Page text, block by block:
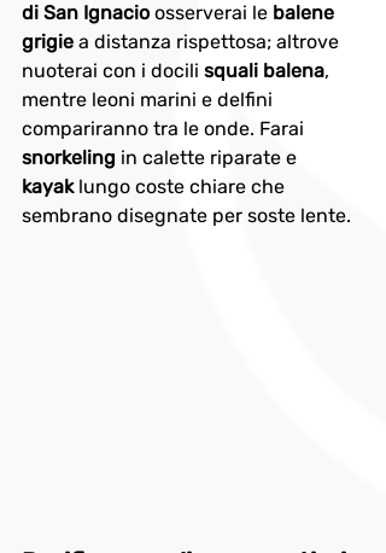
di San Ignacio osserverai le balene
grigie a distanza rispettosa; altrove
nuoterai con i docili squali balena,
mentre leoni marini e delfini
compariranno tra le onde. Farai
snorkeling in calette riparate e
kayak lungo coste chiare che
sembrano disegnate per soste lente.